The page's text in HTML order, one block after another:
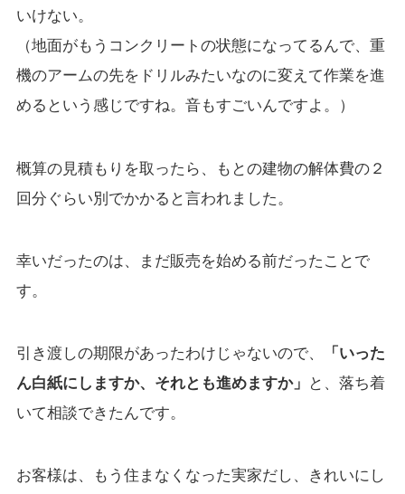
いけない。
（地面がもうコンクリートの状態になってるんで、重
機のアームの先をドリルみたいなのに変えて作業を進
めるという感じですね。音もすごいんですよ。）
概算の見積もりを取ったら、もとの建物の解体費の２
回分ぐらい別でかかると言われました。
幸いだったのは、まだ販売を始める前だったことで
す。
引き渡しの期限があったわけじゃないので、
「いった
ん白紙にしますか、それとも進めますか」
と、落ち着
いて相談できたんです。
お客様は、もう住まなくなった実家だし、きれいにし